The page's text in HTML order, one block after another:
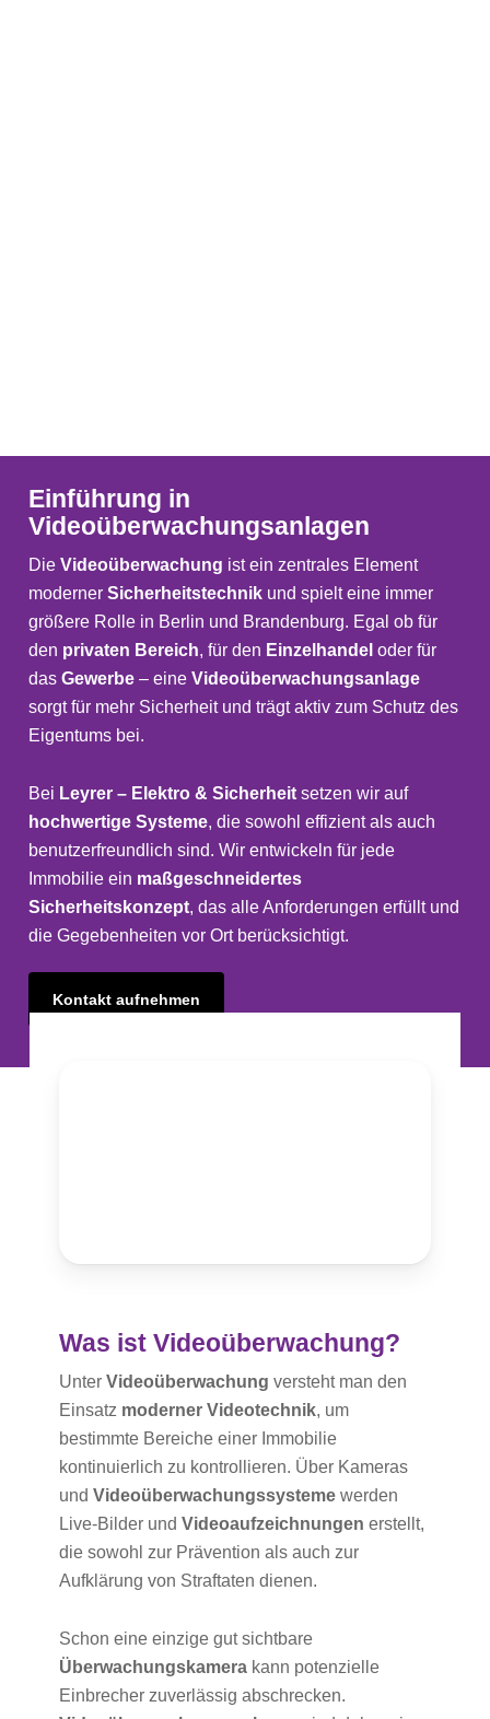
Einführung in
Videoüberwachungsanlagen
Die Videoüberwachung ist ein zentrales Element
moderner Sicherheitstechnikund spielt eine immer
größere Rolle in Berlin und Brandenburg. Egal ob für
den privaten Bereich, für den Einzelhandel oder für
das Gewerbe– eine Videoüberwachungsanlage
sorgt für mehr Sicherheit und trägt aktiv zum Schutz des
Eigentums bei.
Bei Leyrer – Elektro & Sicherheitsetzen wir auf
hochwertige Systeme, die sowohl effizient als auch
benutzerfreundlich sind. Wir entwickeln für jede
Immobilie ein maßgeschneidertes
Sicherheitskonzept, das alle Anforderungen erfüllt und
die Gegebenheiten vor Ort berücksichtigt.
Kontakt aufnehmen
Was ist Videoüberwachung?
Unter Videoüberwachung versteht man den
Einsatz moderner Videotechnik, um
bestimmte Bereiche einer Immobilie
kontinuierlich zu kontrollieren. Über Kameras
und Videoüberwachungssystemewerden
Live-Bilder und Videoaufzeichnungen erstellt,
die sowohl zur Prävention als auch zur
Aufklärung von Straftaten dienen.
Schon eine einzige gut sichtbare
Überwachungskamerakann potenzielle
Einbrecher zuverlässig abschrecken.